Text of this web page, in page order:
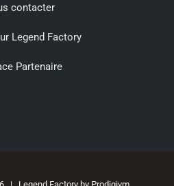
contacter
Legend Factory
Partenaire